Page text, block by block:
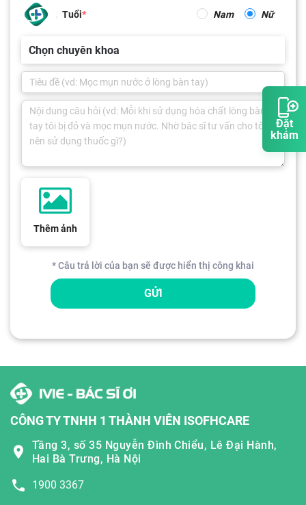
Đặt
khám
Tuổi Nam Nữ
Chọn chuyên khoa
Thêm ảnh
* Câu trả lời của bạn sẽ được hiển thị công khai
GỬI
CÔNG TY TNHH 1 THÀNH VIÊN ISOFHCARE
Tầng 3, số 35 Nguyễn Đình Chiểu, Lê Đại Hành,
Hai Bà Trưng, Hà Nội
1900 3367